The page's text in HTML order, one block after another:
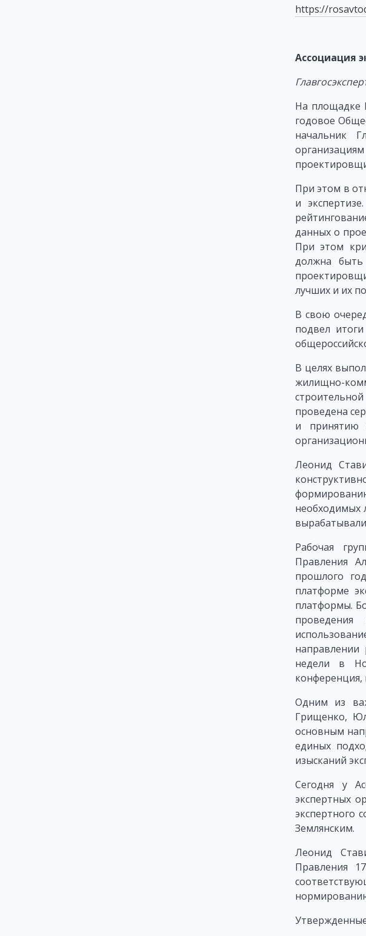
https://
Ассоциация
На площадке
годовое
начальник
При этом в
и
данных о
При этом
должна быть
лучших и их
В свою
подвел
В целях
жилищно-
проведена
и принятию
Леонид
необходимых
Рабочая
Правления
прошлого
платформе
платформы.
проведения
недели в
конференция,
Одним из
Грищенко,
основным
единых
изысканий
Сегодня у
экспертных
экспертного
Землянским.
Леонид
Правления